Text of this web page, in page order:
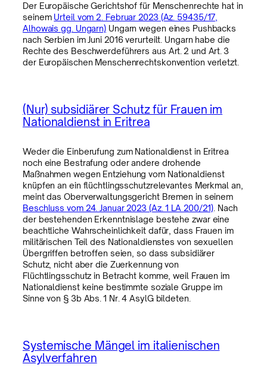
Der Europäische Gerichtshof für Menschenrechte hat in
seinem Urteil vom 2. Februar 2023 (Az. 59435/17,
Alhowais gg. Ungarn) Ungarn wegen eines Pushbacks
nach Serbien im Juni 2016 verurteilt. Ungarn habe die
Rechte des Beschwerdeführers aus Art. 2 und Art. 3
der Europäischen Menschenrechtskonvention verletzt.
(Nur) subsidiärer Schutz für Frauen im
Nationaldienst in Eritrea
Weder die Einberufung zum Nationaldienst in Eritrea
noch eine Bestrafung oder andere drohende
Maßnahmen wegen Entziehung vom Nationaldienst
knüpfen an ein flüchtlingsschutzrelevantes Merkmal an,
meint das Oberverwaltungsgericht Bremen in seinem
Beschluss vom 24. Januar 2023 (Az. 1 LA 200/21) . Nach
der bestehenden Erkenntnislage bestehe zwar eine
beachtliche Wahrscheinlichkeit dafür, dass Frauen im
militärischen Teil des Nationaldienstes von sexuellen
Übergriffen betroffen seien, so dass subsidiärer
Schutz, nicht aber die Zuerkennung von
Flüchtlingsschutz in Betracht komme, weil Frauen im
Nationaldienst keine bestimmte soziale Gruppe im
Sinne von § 3b Abs. 1 Nr. 4 AsylG bildeten.
Systemische Mängel im italienischen
Asylverfahren